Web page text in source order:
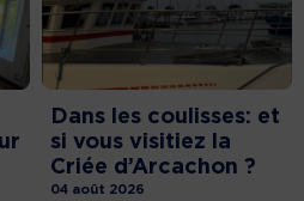
Dans les coulisses: et
si vous visitiez la
Criée d’Arcachon ?
04 août 2026